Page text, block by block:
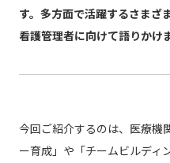
す。多方面で活躍するさまざ
看護管理者に向けて語りかけ
今回ご紹介するのは、医療機
ー育成」や「チームビルディ